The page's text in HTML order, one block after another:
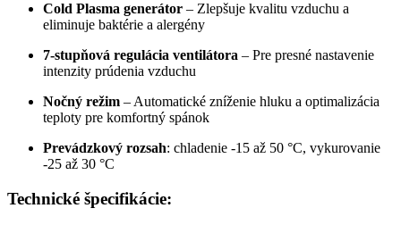
Cold Plasma generátor – Zlepšuje kvalitu vzduchu a
eliminuje baktérie a alergény
7-stupňová regulácia ventilátora – Pre presné nastavenie
intenzity prúdenia vzduchu
Nočný režim – Automatické zníženie hluku a optimalizácia
teploty pre komfortný spánok
Prevádzkový rozsah: chladenie -15 až 50 °C, vykurovanie
-25 až 30 °C
Technické špecifikácie: